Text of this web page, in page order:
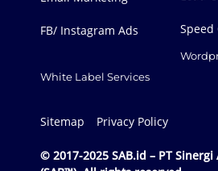
FB/ Instagram Ads
White Label Services
Sitemap Privacy Policy
© 2017-2025 SAB.id – PT